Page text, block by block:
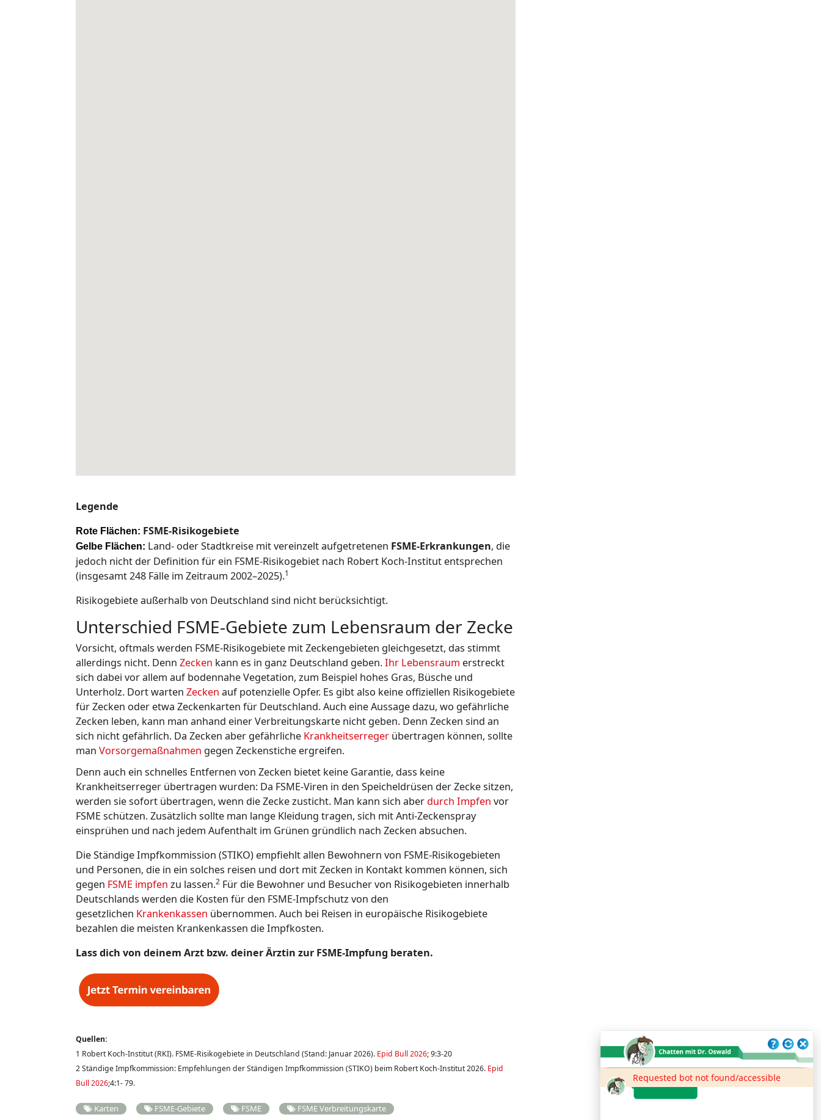
Legende
Rote Flächen: FSME-Risikogebiete
Gelbe Flächen: Land- oder Stadtkreise mit vereinzelt aufgetretenen FSME-Erkrankungen, die
jedoch nicht der Definition für ein FSME-Risikogebiet nach Robert Koch-Institut entsprechen
(insgesamt 248 Fälle im Zeitraum 2002–2025).1
Risikogebiete außerhalb von Deutschland sind nicht berücksichtigt.
Unterschied FSME-Gebiete zum Lebensraum der Zecke
Vorsicht, oftmals werden FSME-Risikogebiete mit Zeckengebieten gleichgesetzt, das stimmt
allerdings nicht. Denn Zecken kann es in ganz Deutschland geben. Ihr Lebensraum erstreckt
sich dabei vor allem auf bodennahe Vegetation, zum Beispiel hohes Gras, Büsche und
Unterholz. Dort warten Zecken auf potenzielle Opfer. Es gibt also keine offiziellen Risikogebiete
für Zecken oder etwa Zeckenkarten für Deutschland. Auch eine Aussage dazu, wo gefährliche
Zecken leben, kann man anhand einer Verbreitungskarte nicht geben. Denn Zecken sind an
sich nicht gefährlich. Da Zecken aber gefährliche Krankheitserreger übertragen können, sollte
man Vorsorgemaßnahmen gegen Zeckenstiche ergreifen.
Denn auch ein schnelles Entfernen von Zecken bietet keine Garantie, dass keine
Krankheitserreger übertragen wurden: Da FSME-Viren in den Speicheldrüsen der Zecke sitzen,
werden sie sofort übertragen, wenn die Zecke zusticht. Man kann sich aberdurch Impfen vor
FSME schützen. Zusätzlich sollte man lange Kleidung tragen, sich mit Anti-Zeckenspray
einsprühen und nach jedem Aufenthalt im Grünen gründlich nach Zecken absuchen.
Die Ständige Impfkommission (STIKO) empfiehlt allen Bewohnern von FSME-Risikogebieten
und Personen, die in ein solches reisen und dort mit Zecken in Kontakt kommen können, sich
gegen FSME impfen zu lassen.2 Für die Bewohner und Besucher von Risikogebieten innerhalb
Deutschlands werden die Kosten für den FSME-Impfschutz von den
gesetzlichen Krankenkassen übernommen. Auch bei Reisen in europäische Risikogebiete
bezahlen die meisten Krankenkassen die Impfkosten.
Lass dich von deinem Arzt bzw. deiner Ärztin zur FSME-Impfung beraten.
Quellen:
1 Robert Koch-Institut (RKI). FSME-Risikogebiete in Deutschland (Stand: Januar 2026). Epid Bull 2026; 9:3-20
2 Ständige Impfkommission: Empfehlungen der Ständigen Impfkommission (STIKO) beim Robert Koch-Institut 2026. Epid
Bull 2026;4:1- 79.
Karten FSME-Gebiete FSME FSME Verbreitungskarte
Requested bot not found/accessible